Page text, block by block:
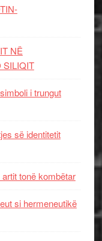
NË
SILIQIT
i trungut
së identitetit
tonë kombëtar
si hermeneutikë